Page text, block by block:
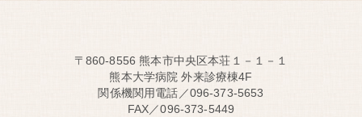
〒860-8556 熊本市中央区本荘１－１－１
熊本大学病院 外来診療棟4F
関係機関用電話／096-373-5653
FAX／096-373-5449